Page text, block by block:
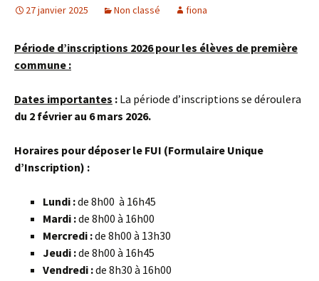
27 janvier 2025 Non classé fiona
Période d’inscriptions 2026 pour les élèves de première
commune :
Dates importantes : La période d’inscriptions se déroulera
du 2 février au 6 mars 2026.
Horaires pour déposer le FUI (Formulaire Unique
d’Inscription) :
Lundi :de 8h00 à 16h45
Mardi :de 8h00 à 16h00
Mercredi :de 8h00 à 13h30
Jeudi :de 8h00 à 16h45
Vendredi :de 8h30 à 16h00